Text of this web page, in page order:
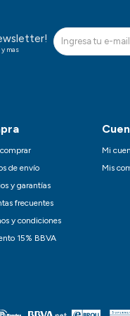
de envío
y garantías
frecuentes
y condiciones
15% BBVA
Mi
Mis
mas